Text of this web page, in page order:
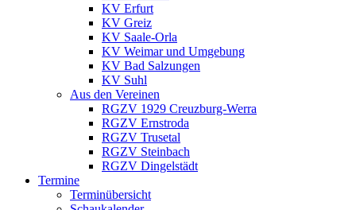
KV Erfurt
KV Greiz
KV Saale-Orla
KV Weimar und Umgebung
KV Bad Salzungen
KV Suhl
Aus den Vereinen
RGZV 1929 Creuzburg-Werra
RGZV Ernstroda
RGZV Trusetal
RGZV Steinbach
RGZV Dingelstädt
Termine
Terminübersicht